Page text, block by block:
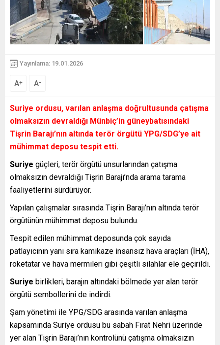
Yayınlama: 19.01.2026
A+ A-
Suriye ordusu, varılan anlaşma doğrultusunda çatışma
olmaksızın devraldığı Münbiç’in güneybatısındaki
Tişrin Barajı’nın altında terör örgütü YPG/SDG’ye ait
mühimmat deposu tespit etti.
Suriye güçleri, terör örgütü unsurlarından çatışma
olmaksızın devraldığı Tişrin Barajı’nda arama tarama
faaliyetlerini sürdürüyor.
Yapılan çalışmalar sırasında Tişrin Barajı’nın altında terör
örgütünün mühimmat deposu bulundu.
Tespit edilen mühimmat deposunda çok sayıda
patlayıcının yanı sıra kamikaze insansız hava araçları (İHA),
roketatar ve hava mermileri gibi çeşitli silahlar ele geçirildi.
Suriye birlikleri, barajın altındaki bölmede yer alan terör
örgütü sembollerini de indirdi.
Şam yönetimi ile YPG/SDG arasında varılan anlaşma
kapsamında Suriye ordusu bu sabah Fırat Nehri üzerinde
yer alan Tişrin Barajı’nın kontrolünü çatışma olmaksızın